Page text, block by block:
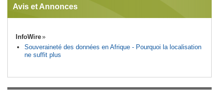
Avis et Annonces
InfoWire
Souveraineté des données en Afrique - Pourquoi la localisation
ne suffit plus